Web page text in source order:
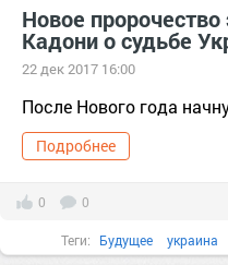
Новое
Кадони о судьбе
22 дек 2017 16:00
После Нового года
Подробнее
0 0
Теги: Будущее украина